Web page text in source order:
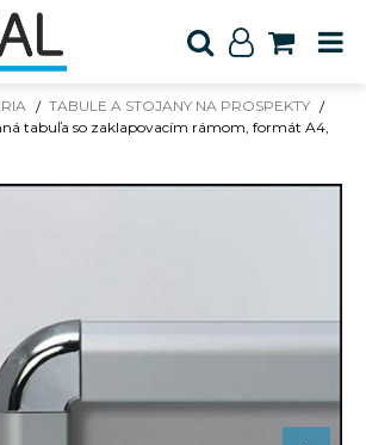
TABULE A STOJANY NA PROSPEKTY
tabuľa so zaklapovacím rámom, formát A4,